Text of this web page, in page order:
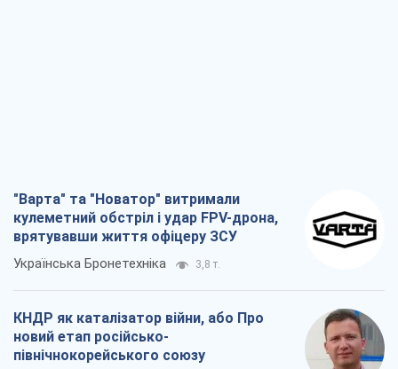
"Варта" та "Новатор" витримали
кулеметний обстріл і удар FPV-дрона,
врятувавши життя офіцеру ЗСУ
Українська Бронетехніка 3,8 т.
КНДР як каталізатор війни, або Про
новий етап російсько-
північнокорейського союзу